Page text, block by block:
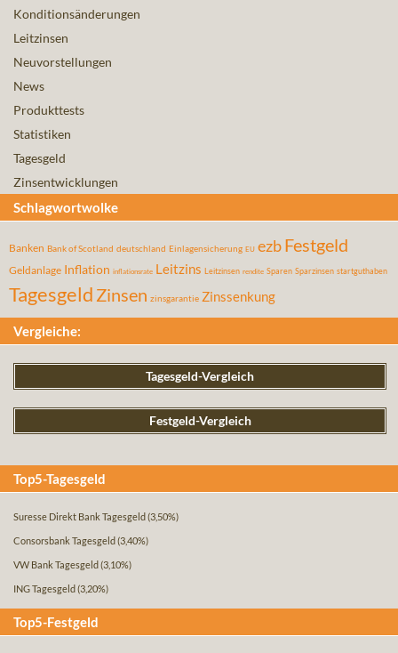
Konditionsänderungen
Leitzinsen
Neuvorstellungen
News
Produkttests
Statistiken
Tagesgeld
Zinsentwicklungen
Schlagwortwolke
Banken Bank of Scotland deutschland Einlagensicherung EU ezbFestgeld
Geldanlage Inflation inflationsrate Leitzins Leitzinsen rendite Sparen Sparzinsen startguthaben
Tagesgeld Zinsen zinsgarantie Zinssenkung
Vergleiche:
Tagesgeld-Vergleich
Festgeld-Vergleich
Top5-Tagesgeld
Suresse Direkt Bank Tagesgeld (3,50%)
Consorsbank Tagesgeld (3,40%)
VW Bank Tagesgeld (3,10%)
ING Tagesgeld (3,20%)
Top5-Festgeld